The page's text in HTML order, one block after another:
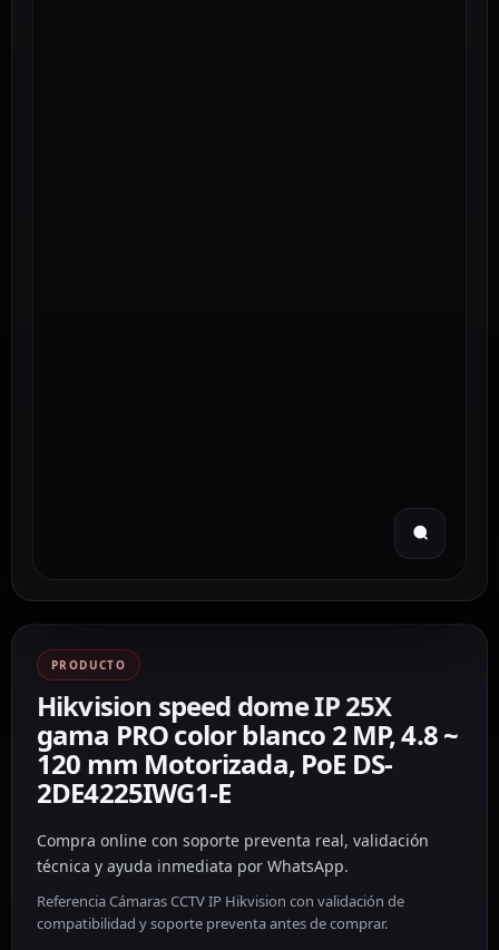
PRODUCTO
Hikvision speed dome IP 25X
gama PRO color blanco 2 MP, 4.8 ~
120 mm Motorizada, PoE DS-
2DE4225IWG1-E
Compra online con soporte preventa real, validación
técnica y ayuda inmediata por WhatsApp.
Referencia Cámaras CCTV IP Hikvision con validación de
compatibilidad y soporte preventa antes de comprar.